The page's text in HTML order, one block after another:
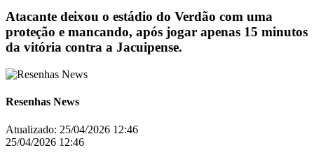
Atacante deixou o estádio do Verdão com uma
proteção e mancando, após jogar apenas 15 minutos
da vitória contra a Jacuipense.
Resenhas News
Atualizado: 25/04/2026 12:46
25/04/2026 12:46